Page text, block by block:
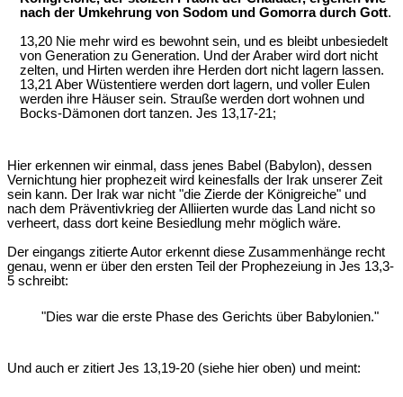
nach der Umkehrung von Sodom und Gomorra durch Gott.
13,20 Nie mehr wird es bewohnt sein, und es bleibt unbesiedelt
von Generation zu Generation. Und der Araber wird dort nicht
zelten, und Hirten werden ihre Herden dort nicht lagern lassen.
13,21 Aber Wüstentiere werden dort lagern, und voller Eulen
werden ihre Häuser sein. Strauße werden dort wohnen und
Bocks-Dämonen dort tanzen. Jes 13,17-21;
Hier erkennen wir einmal, dass jenes Babel (Babylon), dessen
Vernichtung hier prophezeit wird keinesfalls der Irak unserer Zeit
sein kann. Der Irak war nicht "die Zierde der Königreiche" und
nach dem Präventivkrieg der Alliierten wurde das Land nicht so
verheert, dass dort keine Besiedlung mehr möglich wäre.
Der eingangs zitierte Autor erkennt diese Zusammenhänge recht
genau, wenn er über den ersten Teil der Prophezeiung in Jes 13,3-
5 schreibt:
"Dies war die erste Phase des Gerichts über Babylonien."
Und auch er zitiert Jes 13,19-20 (siehe hier oben) und meint: